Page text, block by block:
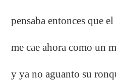
pensaba entonces que
me cae ahora como un
y ya no aguanto su